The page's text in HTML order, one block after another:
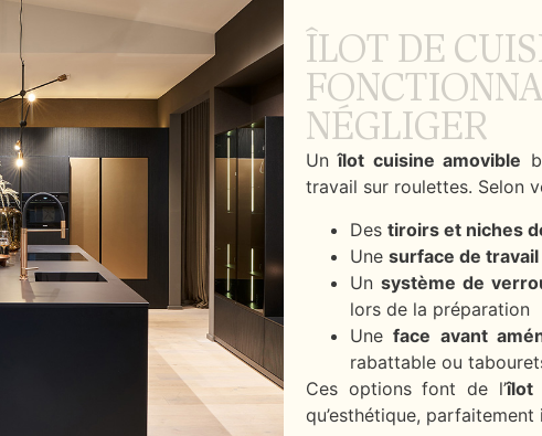
ÎLOT DE
NÉGLIGER
Unîlot cuisine amovible
travail sur roulettes. Selon
Des tiroirs et niches
Une surface de
Un système de
lors de la préparation
Uneface avant
rabattable ou
Ces options font de l’îlot
qu’esthétique,